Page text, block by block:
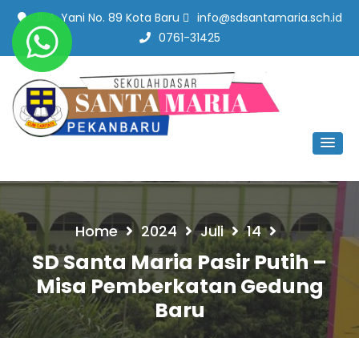
Jl. A. Yani No. 89 Kota Baru
info@sdsantamaria.sch.id
0761-31425
SD Santa Maria Pekanbaru
Home 2024 Juli 14
SD Santa Maria Pasir Putih –
Misa Pemberkatan Gedung
Baru